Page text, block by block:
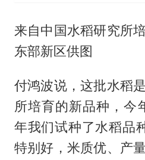
来自中国水稻研究所
东部新区供图
付鸿波说，这批水稻
所培育的新品种，今
年我们试种了水稻品
特别好，米质优、产